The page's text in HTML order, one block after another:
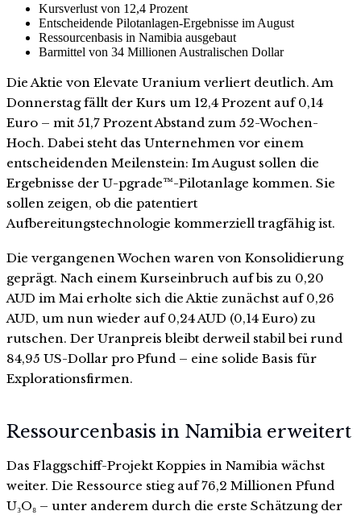
Kursverlust von 12,4 Prozent
Entscheidende Pilotanlagen-Ergebnisse im August
Ressourcenbasis in Namibia ausgebaut
Barmittel von 34 Millionen Australischen Dollar
Die Aktie von Elevate Uranium verliert deutlich. Am
Donnerstag fällt der Kurs um 12,4 Prozent auf 0,14
Euro – mit 51,7 Prozent Abstand zum 52-Wochen-
Hoch. Dabei steht das Unternehmen vor einem
entscheidenden Meilenstein: Im August sollen die
Ergebnisse der U-pgrade™-Pilotanlage kommen. Sie
sollen zeigen, ob die patentiert
Aufbereitungstechnologie kommerziell tragfähig ist.
Die vergangenen Wochen waren von Konsolidierung
geprägt. Nach einem Kurseinbruch auf bis zu 0,20
AUD im Mai erholte sich die Aktie zunächst auf 0,26
AUD, um nun wieder auf 0,24 AUD (0,14 Euro) zu
rutschen. Der Uranpreis bleibt derweil stabil bei rund
84,95 US-Dollar pro Pfund – eine solide Basis für
Explorationsfirmen.
Ressourcenbasis in Namibia erweitert
Das Flaggschiff-Projekt Koppies in Namibia wächst
weiter. Die Ressource stieg auf 76,2 Millionen Pfund
U₃O₈ – unter anderem durch die erste Schätzung der